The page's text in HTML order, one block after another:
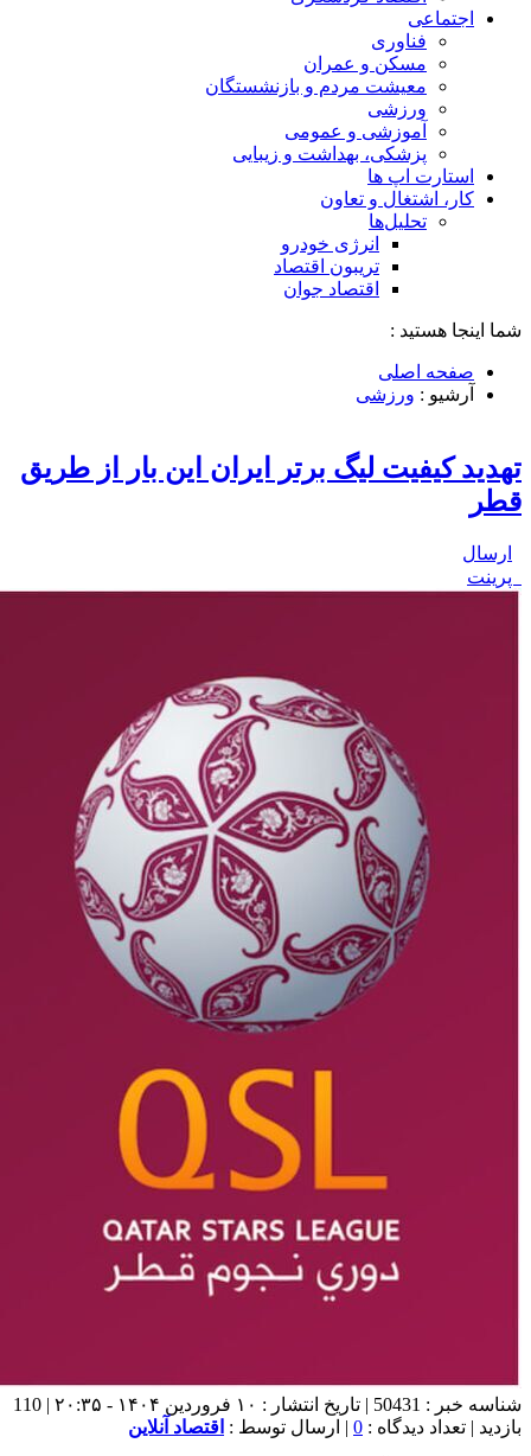
اجتماعی
فناوری
مسکن و عمران
معیشت مردم و بازنشستگان
ورزشی
آموزشی و عمومی
پزشکی، بهداشت و زیبایی
استارت اپ ها
کار، اشتغال و تعاون
تحلیل‌ها
انرژی خودرو
تریبون اقتصاد
اقتصاد جوان
شما اینجا هستید :
صفحه اصلی
آرشیو : ورزشی
تهدید کیفیت لیگ برتر ایران این بار از طریق
قطر
ارسال
پرینت
شناسه خبر : 50431 | تاریخ انتشار : ۱۰ فروردین ۱۴۰۴ - ۲۰:۳۵ | 110
بازدید | تعداد دیدگاه : 0 | ارسال توسط : اقتصاد آنلاین